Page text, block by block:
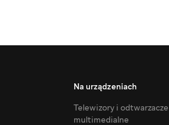
Na urządzeniach
Telewizory i odtwarzacze
multimedialne